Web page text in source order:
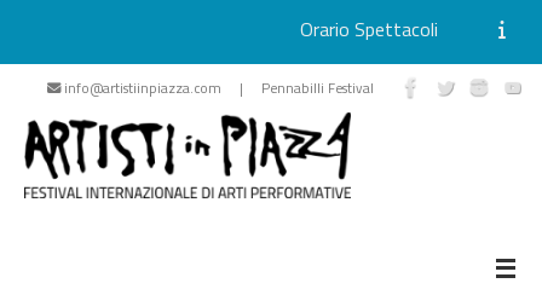
Vai
contenuto
Orario Spettacoli
info@artistiinpiazza.com | Pennabilli Festival